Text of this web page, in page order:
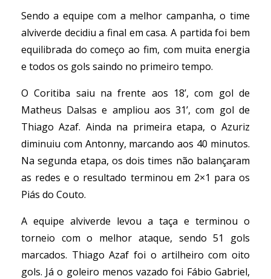
Sendo a equipe com a melhor campanha, o time
alviverde decidiu a final em casa. A partida foi bem
equilibrada do começo ao fim, com muita energia
e todos os gols saindo no primeiro tempo.
O Coritiba saiu na frente aos 18’, com gol de
Matheus Dalsas e ampliou aos 31’, com gol de
Thiago Azaf. Ainda na primeira etapa, o Azuriz
diminuiu com Antonny, marcando aos 40 minutos.
Na segunda etapa, os dois times não balançaram
as redes e o resultado terminou em 2×1 para os
Piás do Couto.
A equipe alviverde levou a taça e terminou o
torneio com o melhor ataque, sendo 51 gols
marcados. Thiago Azaf foi o artilheiro com oito
gols. Já o goleiro menos vazado foi Fábio Gabriel,